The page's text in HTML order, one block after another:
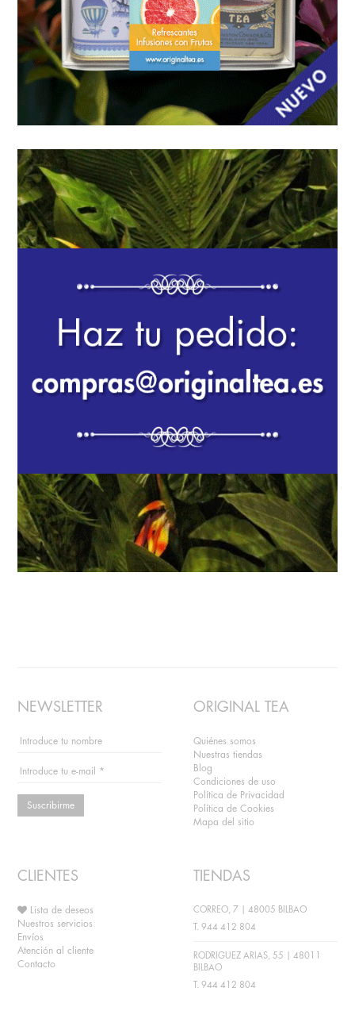
NEWSLETTER
Suscribirme
ORIGINAL TEA
Quiénes somos
Nuestras tiendas
Blog
Condiciones de uso
Política de Privacidad
Política de Cookies
Mapa del sitio
CLIENTES
Lista de deseos
Nuestros servicios
Envíos
Atención al cliente
Contacto
TIENDAS
CORREO, 7 | 48005 BILBAO
T. 944 412 804
RODRIGUEZ ARIAS, 55 | 48011
BILBAO
T. 944 412 804